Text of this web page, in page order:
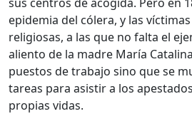
epidemia del cólera, y las
religiosas, a las que no falta el
aliento de la madre María
puestos de trabajo sino que se
tareas para asistir a los
propias vidas.